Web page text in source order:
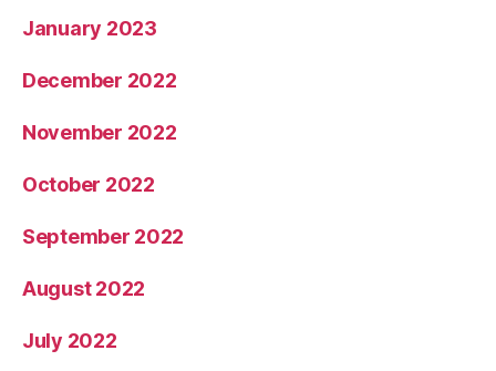
January 2023
December 2022
November 2022
October 2022
September 2022
August 2022
July 2022